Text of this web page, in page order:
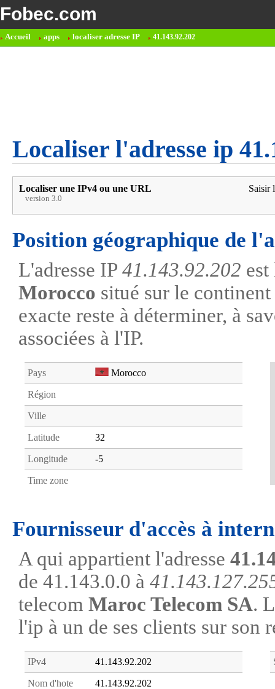
Fobec.com
Accueil apps localiser adresse IP 41.143.92.202
Localiser l'adresse ip
Localiser une IPv4 ou une URL
version 3.0
Saisir
Position géographique de
L'adresse IP 41.143.92.202
Morocco situé sur le
exacte reste à déterminer, à
associées à l'IP.
Pays Morocco
Région
Ville
Latitude 32
Longitude -5
Time zone
Fournisseur d'accès à
A qui appartient l'adresse
de 41.143.0.0 à
telecom Maroc Telecom SA.
l'ip à un de ses clients sur son
IPv4 41.143.92.202
Nom d'hote 41.143.92.202